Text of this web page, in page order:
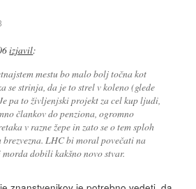
izjavil:
mestu bo malo bolj točna kot
se strinja, da je to strel v koleno (glede
pa to življenjski projekt za cel kup ljudi,
člankov do penziona, ogromno
v razne žepe in zato se o tem sploh
brezvezna. LHC bi moral povečati na
dobili kakšno novo stvar.